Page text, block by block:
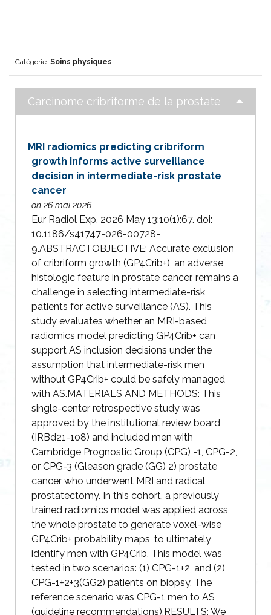
Catégorie: Soins physiques
Carcinome cribriforme de la prostate
MRI radiomics predicting cribriform
growth informs active surveillance
decision in intermediate-risk prostate
cancer
on 26 mai 2026
Eur Radiol Exp. 2026 May 13;10(1):67. doi:
10.1186/s41747-026-00728-
9.ABSTRACTOBJECTIVE: Accurate exclusion
of cribriform growth (GP4Crib+), an adverse
histologic feature in prostate cancer, remains a
challenge in selecting intermediate-risk
patients for active surveillance (AS). This
study evaluates whether an MRI-based
radiomics model predicting GP4Crib+ can
support AS inclusion decisions under the
assumption that intermediate-risk men
without GP4Crib+ could be safely managed
with AS.MATERIALS AND METHODS: This
single-center retrospective study was
approved by the institutional review board
(IRBd21-108) and included men with
Cambridge Prognostic Group (CPG) -1, CPG-2,
or CPG-3 (Gleason grade (GG) 2) prostate
cancer who underwent MRI and radical
prostatectomy. In this cohort, a previously
trained radiomics model was applied across
the whole prostate to generate voxel-wise
GP4Crib+ probability maps, to ultimately
identify men with GP4Crib. This model was
tested in two scenarios: (1) CPG-1+2, and (2)
CPG-1+2+3(GG2) patients on biopsy. The
reference scenario was CPG-1 men to AS
(guideline recommendations).RESULTS: We